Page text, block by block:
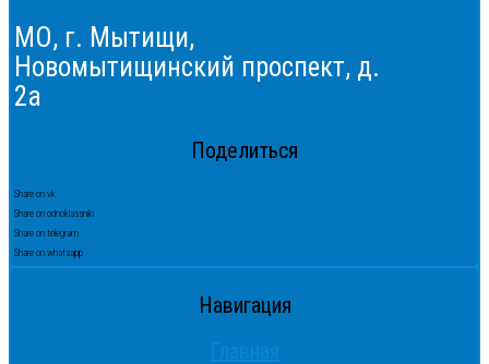
МО, г. Мытищи,
Новомытищинский проспект, д.
2а
Поделиться
Share on vk
Share on odnoklassniki
Share on telegram
Share on whatsapp
Навигация
Главная